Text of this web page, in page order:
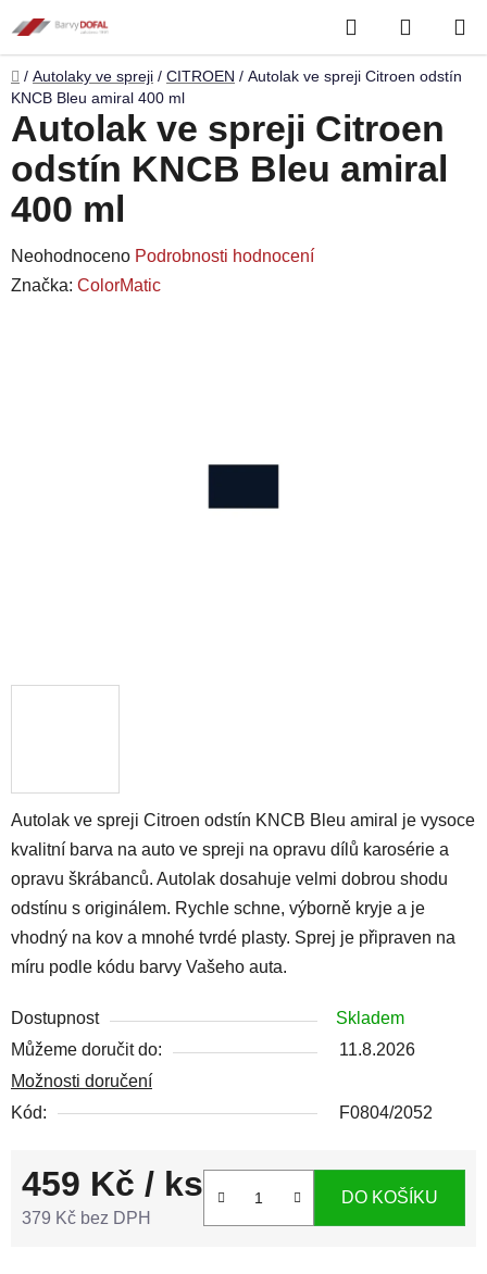
na
obsah
Hledat
KOŠÍK
Domů
/ Autolaky ve spreji / CITROEN / Autolak ve spreji Citroen odstín
KNCB Bleu amiral 400 ml
Autolak ve spreji Citroen odstín KNCB Bleu amiral je vysoce
kvalitní barva na auto ve spreji na opravu dílů karosérie a
opravu škrábanců. Autolak dosahuje velmi dobrou shodu
odstínu s originálem. Rychle schne, výborně kryje a je
vhodný na kov a mnohé tvrdé plasty. Sprej je připraven na
míru podle kódu barvy Vašeho auta.
Dostupnost
Skladem
Můžeme doručit do:
11.8.2026
Možnosti doručení
Kód:
F0804/2052
459 Kč / ks
379 Kč bez DPH
DO KOŠÍKU
Autolak ve spreji Citroen
odstín KNCB Bleu amiral
400 ml
Průměrné
hodnocení
Neohodnoceno Podrobnosti hodnocení
Značka: ColorMatic